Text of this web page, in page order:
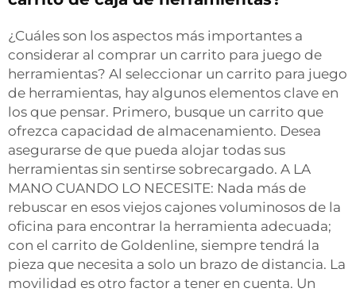
¿Cuáles son los aspectos más importantes a
considerar al comprar un carrito para juego de
herramientas? Al seleccionar un carrito para juego
de herramientas, hay algunos elementos clave en
los que pensar. Primero, busque un carrito que
ofrezca capacidad de almacenamiento. Desea
asegurarse de que pueda alojar todas sus
herramientas sin sentirse sobrecargado. A LA
MANO CUANDO LO NECESITE: Nada más de
rebuscar en esos viejos cajones voluminosos de la
oficina para encontrar la herramienta adecuada;
con el carrito de Goldenline, siempre tendrá la
pieza que necesita a solo un brazo de distancia. La
movilidad es otro factor a tener en cuenta. Un